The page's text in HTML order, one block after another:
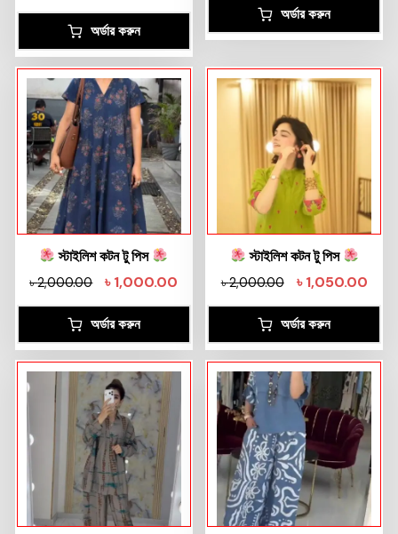
অর্ডার করুন
অর্ডার করুন
স্টাইলিশ কটন টু পিস
৳2,000.00 ৳1,000.00
অর্ডার করুন
স্টাইলিশ কটন টু পিস
৳2,000.00 ৳1,050.00
অর্ডার করুন